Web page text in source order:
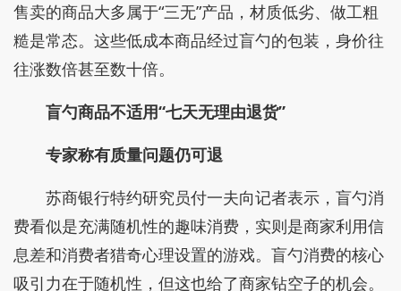
售卖的商品大多属于“三无”产品，材质低劣、做工粗
糙是常态。这些低成本商品经过盲勺的包装，身价往
往涨数倍甚至数十倍。
盲勺商品不适用“七天无理由退货”
专家称有质量问题仍可退
苏商银行特约研究员付一夫向记者表示，盲勺消
费看似是充满随机性的趣味消费，实则是商家利用信
息差和消费者猎奇心理设置的游戏。盲勺消费的核心
吸引力在于随机性，但这也给了商家钻空子的机会。